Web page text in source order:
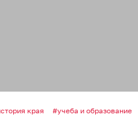
края учеба и образование